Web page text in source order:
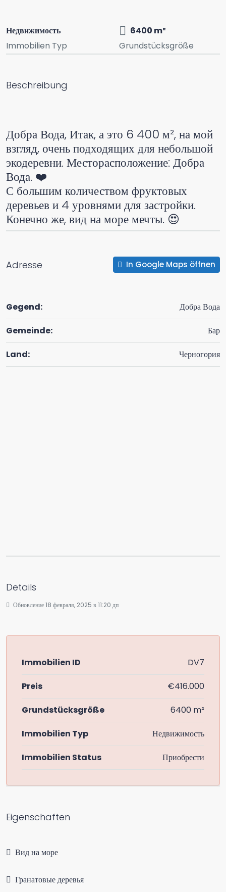
Недвижимость
Immobilien Typ
6400 m²
Grundstücksgröße
Beschreibung
Добра Вода, Итак, а это 6 400 м², на мой
взгляд, очень подходящих для небольшой
экодеревни. Месторасположение: Добра
Вода. ❤️
С большим количеством фруктовых
деревьев и 4 уровнями для застройки.
Конечно же, вид на море мечты. 😍
Adresse In Google Maps öffnen
Gegend: Добра Вода
Gemeinde: Бар
Land: Черногория
Details
Обновление 18 февраля, 2025 в 11:20 дп
Immobilien ID DV7
Preis €416.000
Grundstücksgröße 6400 m²
Immobilien Typ Недвижимость
Immobilien Status Приобрести
Eigenschaften
Вид на море
Гранатовые деревья